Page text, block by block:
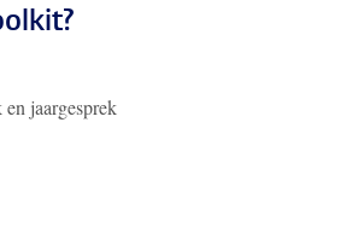
jaargesprek